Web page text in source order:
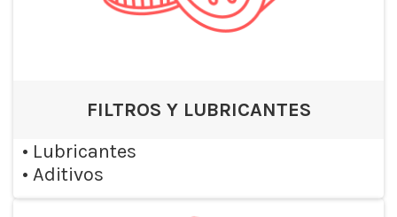
FILTROS Y LUBRICANTES
• Lubricantes
• Aditivos